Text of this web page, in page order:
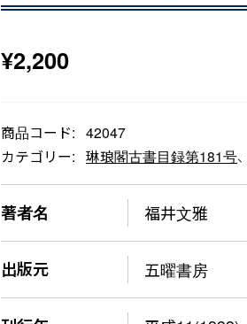
¥2,200
商品コード: 42047
カテゴリー: 琳琅閣古書目録第181号、
著者名 福井文雅
出版元 五曜書房